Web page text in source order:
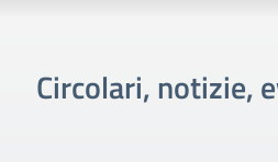
Circolari, notizie,